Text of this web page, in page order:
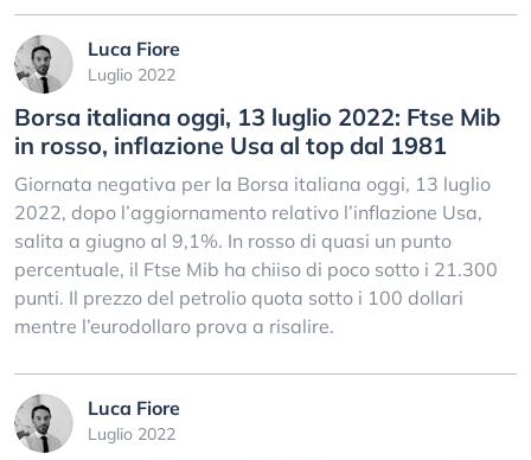
Luca Fiore
Luglio 2022
Borsa italiana oggi, 13 luglio 2022: Ftse Mib
in rosso, inflazione Usa al top dal 1981
Giornata negativa per la Borsa italiana oggi, 13 luglio
2022, dopo l’aggiornamento relativo l’inflazione Usa,
salita a giugno al 9,1%. In rosso di quasi un punto
percentuale, il Ftse Mib ha chiiso di poco sotto i 21.300
punti. Il prezzo del petrolio quota sotto i 100 dollari
mentre l’eurodollaro prova a risalire.
Luca Fiore
Luglio 2022